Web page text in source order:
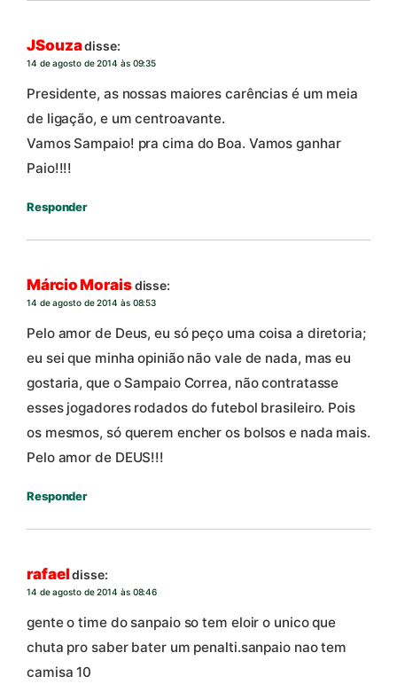
JSouzadisse:
14 de agosto de 2014 às 09:35
Presidente, as nossas maiores carências é um meia
de ligação, e um centroavante.
Vamos Sampaio! pra cima do Boa. Vamos ganhar
Paio!!!!
Responder
Márcio Moraisdisse:
14 de agosto de 2014 às 08:53
Pelo amor de Deus, eu só peço uma coisa a diretoria;
eu sei que minha opinião não vale de nada, mas eu
gostaria, que o Sampaio Correa, não contratasse
esses jogadores rodados do futebol brasileiro. Pois
os mesmos, só querem encher os bolsos e nada mais.
Pelo amor de DEUS!!!
Responder
rafaeldisse:
14 de agosto de 2014 às 08:46
gente o time do sanpaio so tem eloir o unico que
chuta pro saber bater um penalti.sanpaio nao tem
camisa 10